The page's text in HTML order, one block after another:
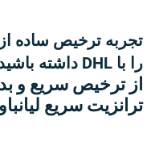
تجربه ترخیص ساده
را با DHL داشته باشید
از ترخیص سریع و
ترانزیت سریع